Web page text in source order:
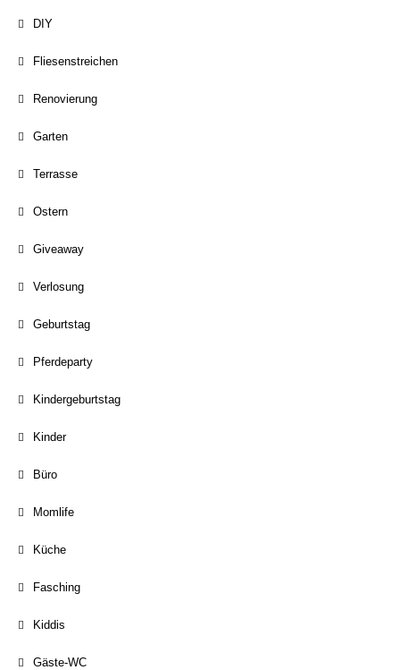
DIY
Fliesenstreichen
Renovierung
Garten
Terrasse
Ostern
Giveaway
Verlosung
Geburtstag
Pferdeparty
Kindergeburtstag
Kinder
Büro
Momlife
Küche
Fasching
Kiddis
Gäste-WC